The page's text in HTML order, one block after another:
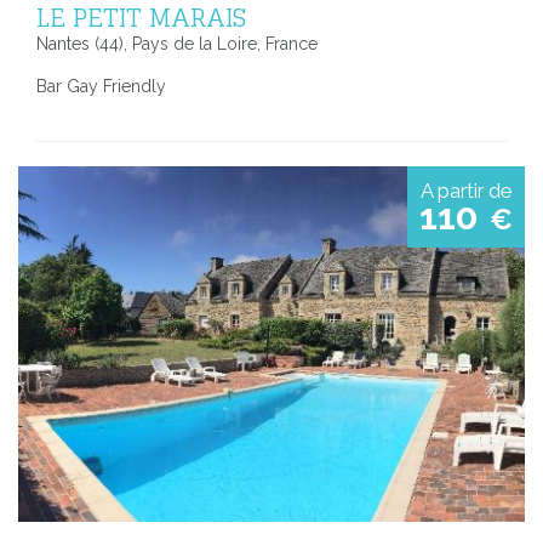
LE PETIT MARAIS
Nantes (44), Pays de la Loire, France
Bar Gay Friendly
A partir de
110 €